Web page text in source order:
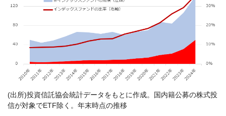
(出所)投資信託協会統計データをもとに作成。国内籍公募の株式投
信が対象でETF除く。年末時点の推移